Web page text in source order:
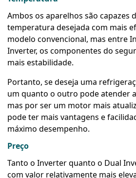
Ambos os aparelhos são capazes
temperatura desejada com mais
modelo convencional, mas entre
Inverter, os componentes do
mais estabilidade.
Portanto, se deseja uma
um quanto o outro pode atender
mas por ser um motor mais
pode ter mais vantagens e
máximo desempenho.
Preço
Tanto o Inverter quanto o Dual
com valor relativamente mais